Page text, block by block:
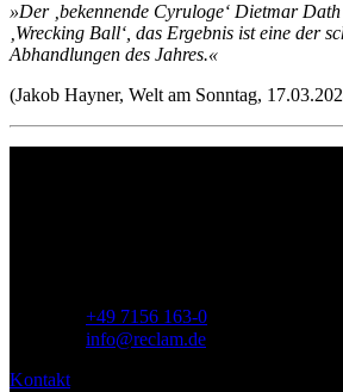
»Der ‚bekennende Cyruloge‘ Dietmar
‚Wrecking Ball‘, das Ergebnis ist eine der
Abhandlungen des Jahres.«
(Jakob Hayner, Welt am Sonntag,
+49 7156 163-0
info@reclam.de
Kontakt